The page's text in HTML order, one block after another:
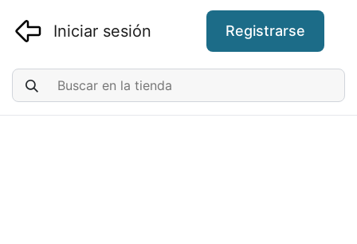
Iniciar sesión Registrarse